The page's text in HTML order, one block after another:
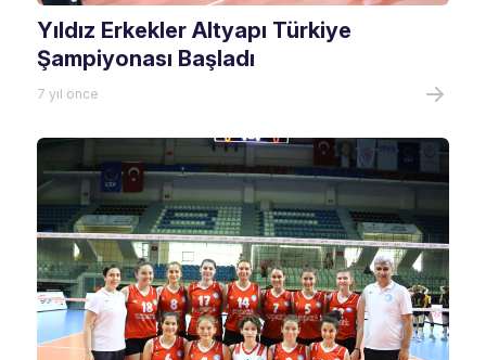
Yıldız Erkekler Altyapı Türkiye
Şampiyonası Başladı
7 yıl önce